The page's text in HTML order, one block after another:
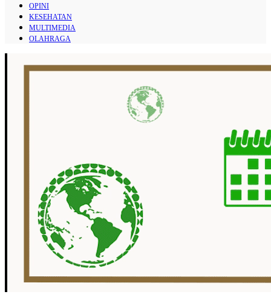
OPINI
KESEHATAN
MULTIMEDIA
OLAHRAGA